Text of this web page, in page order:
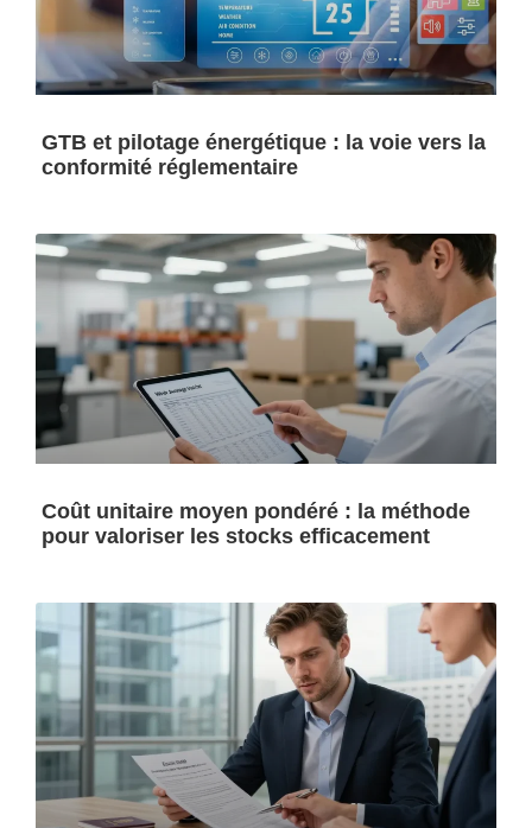
GTB et pilotage énergétique : la voie vers la
conformité réglementaire
Coût unitaire moyen pondéré : la méthode
pour valoriser les stocks efficacement